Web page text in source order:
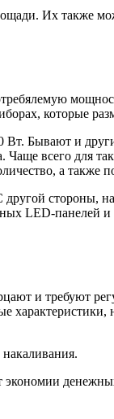
Их также
которые
Вт. Бывают и
всего для
а также
другой
LED-панелей
и требуют
характеристики,